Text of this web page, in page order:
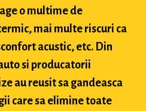
o multime de
mai multe riscuri ca
acustic, etc. Din
si producatorii
au reusit sa gandeasca
care sa elimine toate